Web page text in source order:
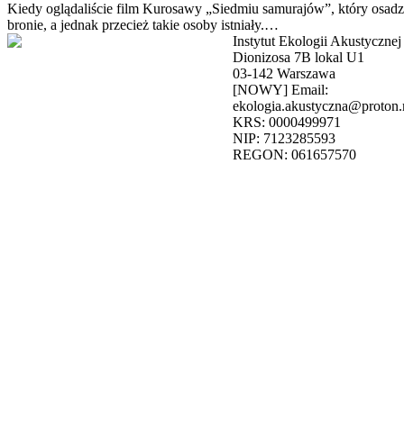
Kiedy oglądaliście film Kurosawy „Siedmiu samurajów”, który
bronie, a jednak przecież takie osoby istniały.…
Instytut Ekologii Akustycznej
Dionizosa 7B lokal U1
03-142 Warszawa
[NOWY] Email:
KRS: 0000499971
NIP: 7123285593
REGON: 061657570